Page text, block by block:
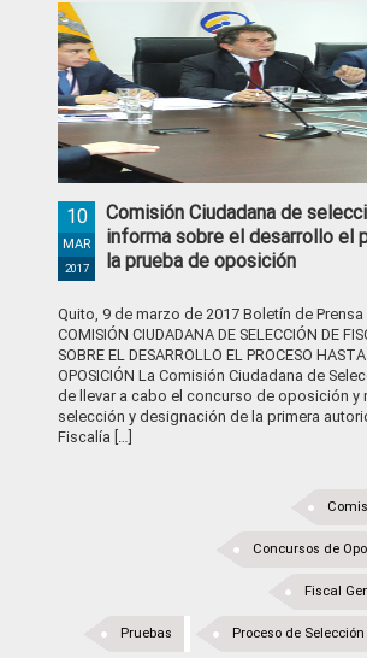
Comisión Ciudadana de
informa sobre el desarrollo el
la prueba de oposición
10
MAR
2017
Quito, 9 de marzo de 2017 Boletín de Prensa
COMISIÓN CIUDADANA DE SELECCIÓN DE
SOBRE EL DESARROLLO EL PROCESO
OPOSICIÓN La Comisión Ciudadana de
de llevar a cabo el concurso de oposición y
selección y designación de la primera
Fiscalía […]
Concursos de
Fiscal
Proceso de
Pruebas